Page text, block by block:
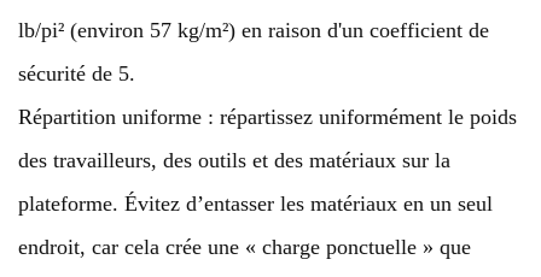
lb/pi² (environ 57 kg/m²) en raison d'un coefficient de
sécurité de 5.
Répartition uniforme : répartissez uniformément le poids
des travailleurs, des outils et des matériaux sur la
plateforme. Évitez d’entasser les matériaux en un seul
endroit, car cela crée une « charge ponctuelle » que